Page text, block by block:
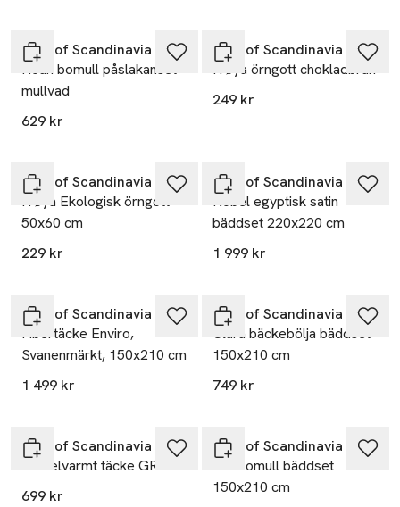
Høie of Scandinavia
Noah bomull påslakanset
mullvad
629 kr
Høie of Scandinavia
Frøya örngott chokladbrun
249 kr
Høie of Scandinavia
Frøya Ekologisk örngott
50x60 cm
229 kr
Høie of Scandinavia
Nobel egyptisk satin
bäddset 220x220 cm
1 999 kr
Høie of Scandinavia
Fibertäcke Enviro,
Svanenmärkt, 150x210 cm
1 499 kr
Høie of Scandinavia
Clara bäckebölja bäddset
150x210 cm
749 kr
Høie of Scandinavia
Medelvarmt täcke GRS
699 kr
Høie of Scandinavia
Tor bomull bäddset
150x210 cm